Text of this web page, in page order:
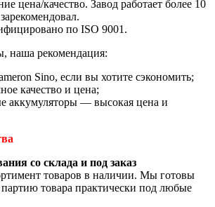
цена/качество. Завод работает более 10
по ISO 9001.
наша рекомендация:
Sino, если вы хотите сэкономить;
качество и цена;
аккумуляторы — высокая цена и
со склада и под заказ
товаров в наличии. Мы готовы
товара практически под любые